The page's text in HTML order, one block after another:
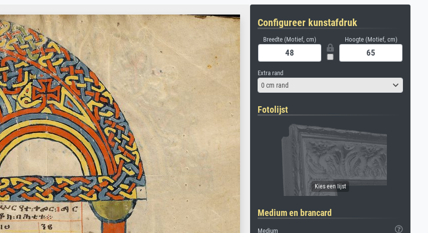
Configureer kunstafdruk
Breedte (Motief, cm) Hoogte (Motief, cm)
Extra rand
0 cm rand
Fotolijst
Medium en brancard
Medium